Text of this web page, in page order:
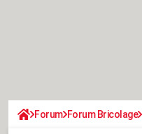
Forum Forum Bricolage